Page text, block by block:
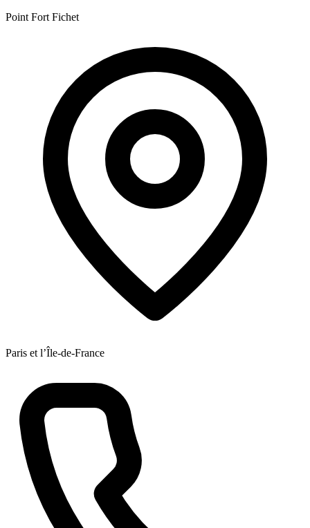
Point Fort Fichet
Paris et l’Île-de-France